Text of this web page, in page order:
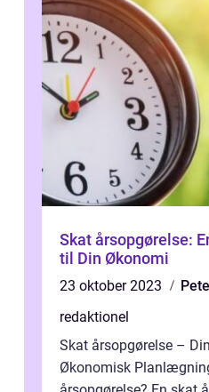
Skat årsopgørelse:
til Din Økonomi
23 oktober 2023
redaktionel
Skat årsopgørelse –
Økonomisk